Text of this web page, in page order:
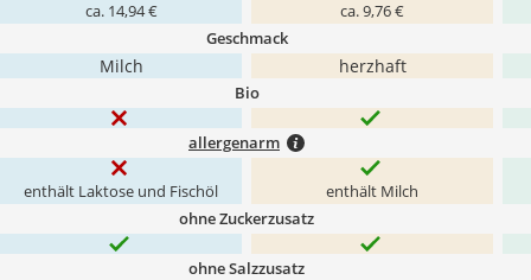
ca. 14,94 € ca. 9,76 €
Geschmack
Milch herzhaft
Bio
allergenarm
enthält Laktose und Fischöl enthält Milch
ohne Zuckerzusatz
ohne Salzzusatz